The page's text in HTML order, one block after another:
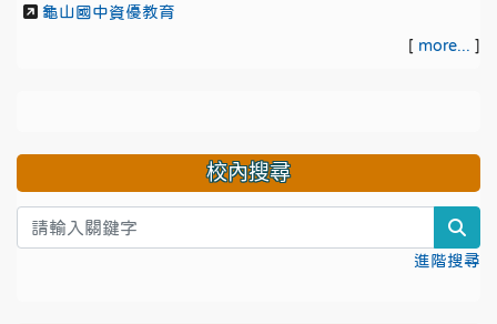
龜山國中資優教育
[ more... ]
校內搜尋
進階搜尋